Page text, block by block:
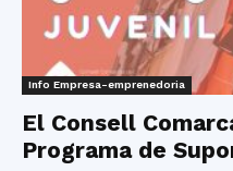
Info Empresa-emprenedoria
El Consell
Programa de